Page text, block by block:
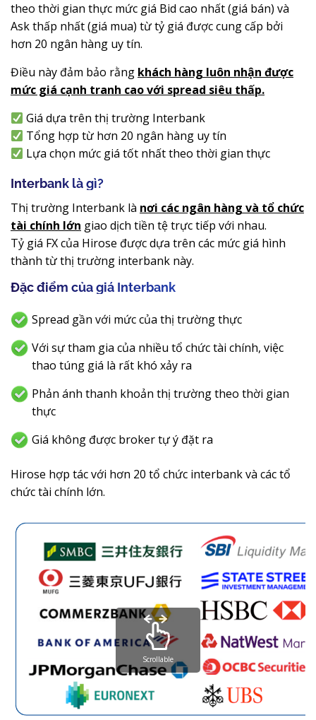
theo thời gian thực mức giá Bid cao nhất (giá bán) và
Ask thấp nhất (giá mua) từ tỷ giá được cung cấp bởi
hơn 20 ngân hàng uy tín.
Điều này đảm bảo rằng khách hàng luôn nhận được
mức giá cạnh tranh cao với spread siêu thấp.
Giá dựa trên thị trường Interbank
Tổng hợp từ hơn 20 ngân hàng uy tín
Lựa chọn mức giá tốt nhất theo thời gian thực
Interbank là gì?
Thị trường Interbank là nơi các ngân hàng và tổ chức
tài chính lớn giao dịch tiền tệ trực tiếp với nhau.
Tỷ giá FX của Hirose được dựa trên các mức giá hình
thành từ thị trường interbank này.
Đặc điểm của giá Interbank
Spread gần với mức của thị trường thực
Với sự tham gia của nhiều tổ chức tài chính, việc
thao túng giá là rất khó xảy ra
Phản ánh thanh khoản thị trường theo thời gian
thực
Giá không được broker tự ý đặt ra
Hirose hợp tác với hơn 20 tổ chức interbank và các tổ
chức tài chính lớn.
Scrollable